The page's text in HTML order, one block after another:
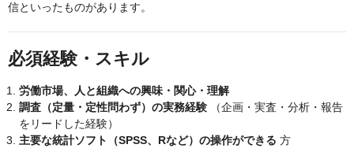
信といったものがあります。
必須経験・スキル
労働市場、人と組織への興味・関心・理解
調査（定量・定性問わず）の実務経験 （企画・実査・分析・報告
をリードした経験）
主要な統計ソフト（SPSS、Rなど）の操作ができる 方